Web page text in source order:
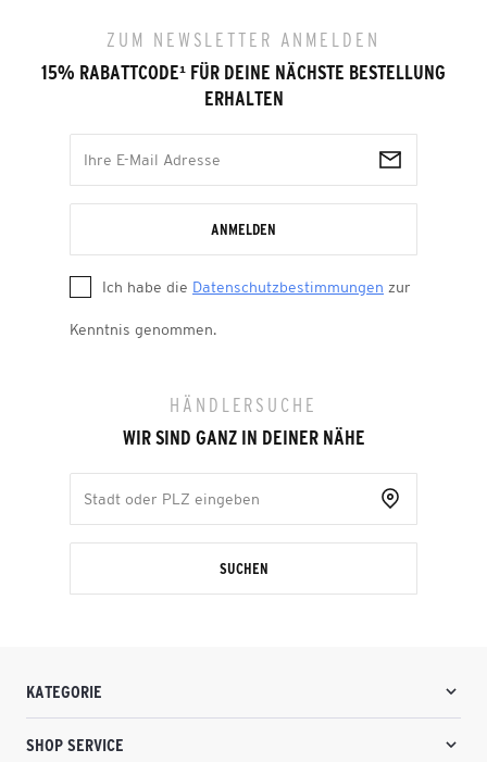
ZUM NEWSLETTER ANMELDEN
15% RABATTCODE¹ FÜR DEINE NÄCHSTE BESTELLUNG
ERHALTEN
ANMELDEN
Ich habe die Datenschutzbestimmungen zur
Kenntnis genommen.
HÄNDLERSUCHE
WIR SIND GANZ IN DEINER NÄHE
SUCHEN
KATEGORIE
SHOP SERVICE